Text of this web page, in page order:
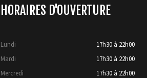
HORAIRES D'OUVERTURE
Lundi
17h30 à 22h00
Mardi
17h30 à 22h00
Mercredi
17h30 à 22h00